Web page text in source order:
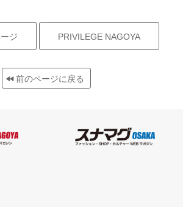
ジ PRIVILEGE NAGOYA
前のページに戻る